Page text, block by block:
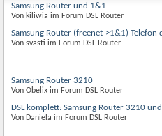
Samsung Router und 1&1
Von kiliwia im Forum DSL Router
Samsung Router (freenet->1&1) Telefon
Von svasti im Forum DSL Router
Samsung Router 3210
Von Obelix im Forum DSL Router
DSL komplett: Samsung Router 3210
Von Daniela im Forum DSL Router